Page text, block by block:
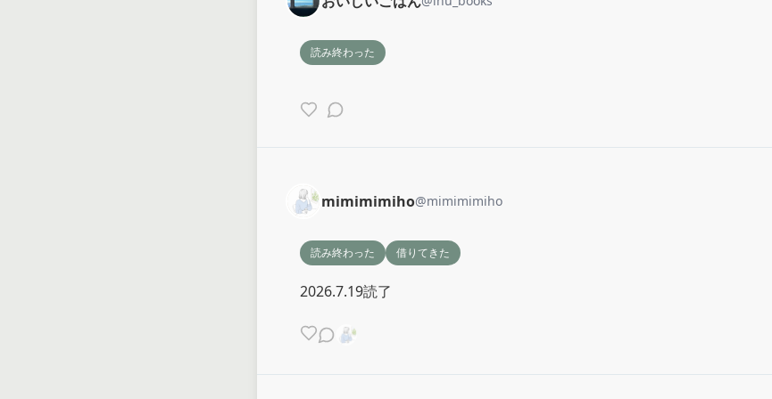
読み終わった
mimimimiho@mimimimiho
読み終わった 借りてきた
2026.7.19読了